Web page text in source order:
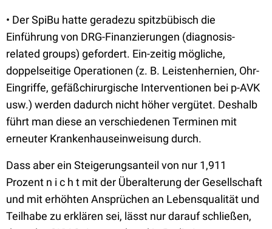
• Der SpiBu hatte geradezu spitzbübisch die
Einführung von DRG-Finanzierungen (diagnosis-
related groups) gefordert. Ein-zeitig mögliche,
doppelseitige Operationen (z. B. Leistenhernien, Ohr-
Eingriffe, gefäßchirurgische Interventionen bei p-AVK
usw.) werden dadurch nicht höher vergütet. Deshalb
führt man diese an verschiedenen Terminen mit
erneuter Krankenhauseinweisung durch.
Dass aber ein Steigerungsanteil von nur 1,911
Prozent n i c h t mit der Überalterung der Gesellschaft
und mit erhöhten Ansprüchen an Lebensqualität und
Teilhabe zu erklären sei, lässt nur darauf schließen,